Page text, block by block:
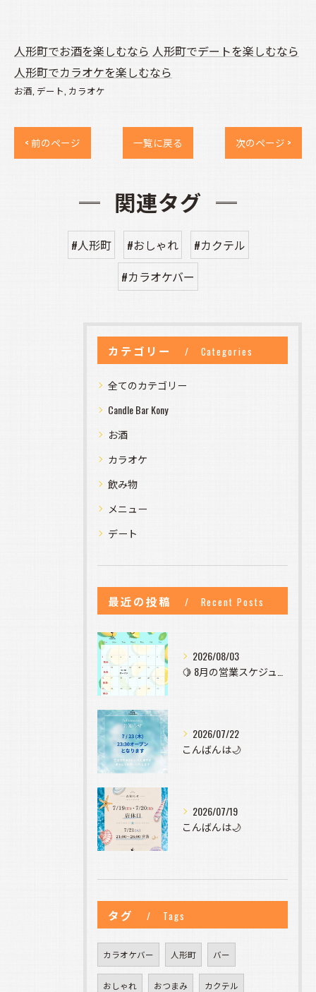
人形町でお酒を楽しむなら 人形町でデートを楽しむなら
人形町でカラオケを楽しむなら
お酒 デート カラオケ
< 前のページ 一覧に戻る 次のページ >
関連タグ
#人形町 #おしゃれ
#カクテル
#カラオケバー
カテゴリー Categories
全てのカテゴリー
Candle Bar Kony
お酒
カラオケ
飲み物
メニュー
デート
最近の投稿 Recent Posts
2026/08/03
2026/07/22
こんばんは🌙
2026/07/19
こんばんは🌙
タグ Tags
カラオケバー 人形町 バー
おしゃれ おつまみ カクテル